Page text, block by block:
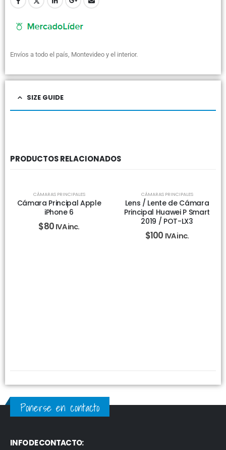
Envíos a todo el país, Montevideo y el interior.
SIZE GUIDE
PRODUCTOS RELACIONADOS
CÁMARAS PRINCIPALES
Cámara Principal Apple
iPhone 6
$80 IVA inc.
CÁMARAS PRINCIPALES
Lens / Lente de Cámara
Principal Huawei P Smart
2019 / POT-LX3
$100 IVA inc.
Ponerse en contacto
INFO DE CONTACTO: